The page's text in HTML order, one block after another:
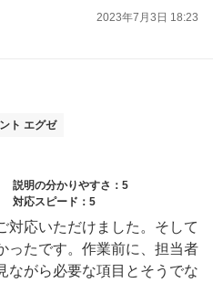
2023年7月3日 18:23
ト エグゼ
説明の分かりやすさ：5
対応スピード：5
対応いただけました。そして
ったです。作業前に、担当者
ながら必要な項目とそうでな